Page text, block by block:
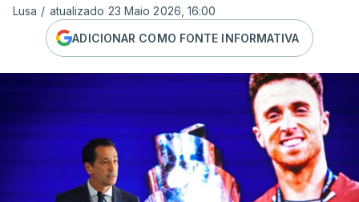
Lusa / atualizado 23 Maio 2026, 16:00
ADICIONAR COMO FONTE INFORMATIVA